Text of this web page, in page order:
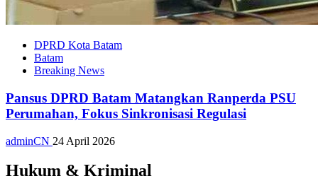
DPRD Kota Batam
Batam
Breaking News
Pansus DPRD Batam Matangkan Ranperda PSU
Perumahan, Fokus Sinkronisasi Regulasi
adminCN 24 April 2026
Hukum & Kriminal